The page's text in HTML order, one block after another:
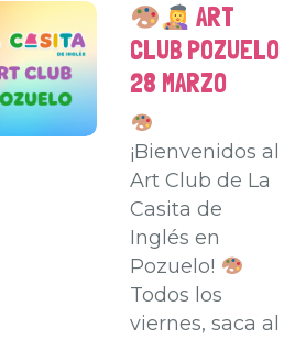
ART
CLUB POZUELO
28 MARZO
¡Bienvenidos al
Art Club de La
Casita de
Inglés en
Pozuelo!
Todos los
viernes, saca al